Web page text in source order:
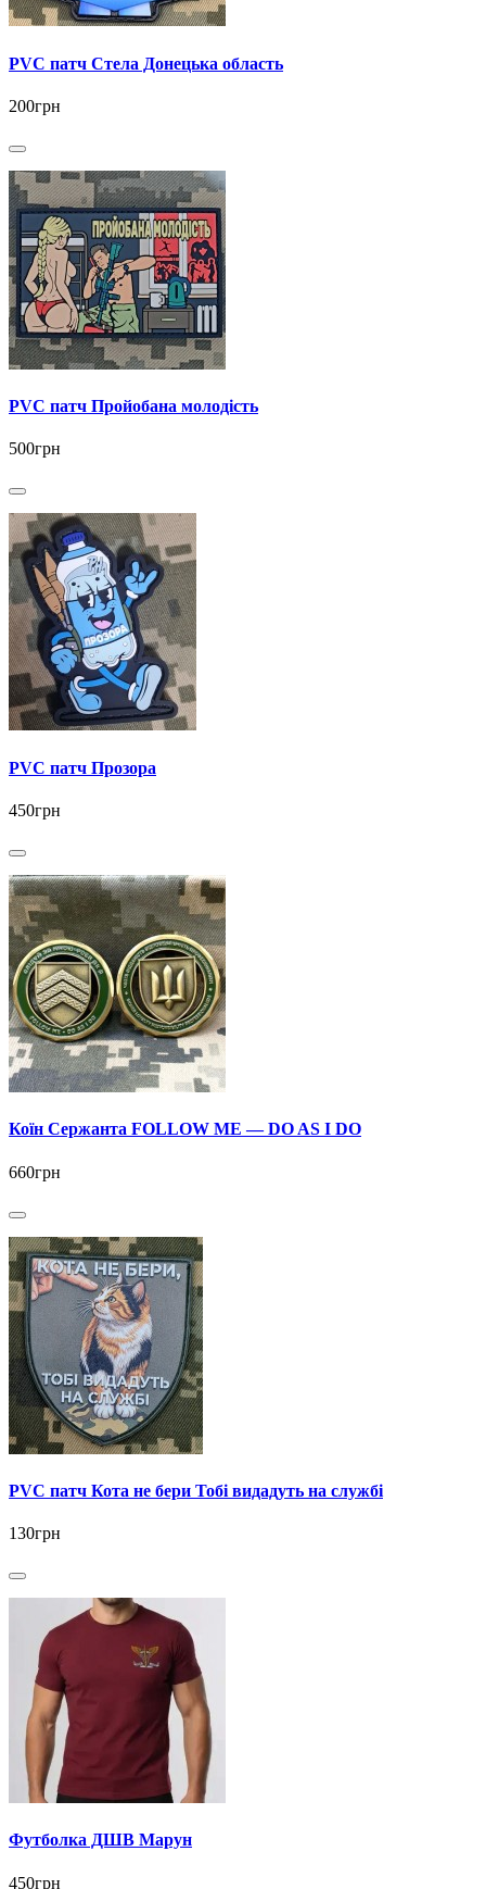
PVC патч Стела Донецька область
200грн
PVC патч Пройобана молодість
500грн
PVC патч Прозора
450грн
Коїн Сержанта FOLLOW ME — DO AS I DO
660грн
PVC патч Кота не бери Тобі видадуть на службі
130грн
Футболка ДШВ Марун
450грн